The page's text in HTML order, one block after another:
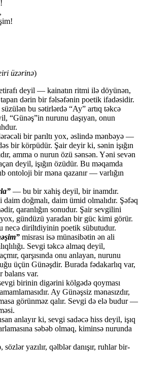
üzərinə)
deyil — kainatın ritmi ilə döyünən,
dərin bir fəlsəfənin poetik ifadəsidir.
bu sətirlərdə “Ay” artıq təkcə
“Günəş”in nurunu daşıyan, onun
bir parıltı yox, əslində mənbəyə —
bir körpüdür. Şair deyir ki, sənin işığın
amma o nurun özü sənsən. Yəni sevən
deyil, işığın özüdür. Bu məqamda
ontoloji bir məna qazanır — varlığın
— bu bir xahiş deyil, bir inamdır.
doğmalı, daim ümid olmalıdır. Şəfəq
qaranlığın sonudur. Şair sevgilini
yox, gündüzü yaradan bir güc kimi görür.
necə diriltdiyinin poetik sübutudur.
misrası isə münasibətin ən ali
Sevgi təkcə almaq deyil,
qarşısında onu anlayan, nurunu
üçün Günəşdir. Burada fədakarlıq var,
balans var.
birinin digərini kölgədə qoyması
Ay Günəşsiz mənasızdır,
görünməz qalır. Sevgi də elə budur —
anlayır ki, sevgi sadəcə hiss deyil, işıq
səbəb olmaq, kiminsə nurunda
yazılır, qəlblər danışır, ruhlar bir-